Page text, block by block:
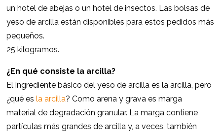
un hotel de abejas o un hotel de insectos. Las bolsas de
yeso de arcilla están disponibles para estos pedidos más
pequeños.
25 kilogramos.
¿En qué consiste la arcilla?
El ingrediente básico del yeso de arcilla es la arcilla, pero
¿qué esla arcilla? Como arena y grava es marga
material de degradación granular. La marga contiene
partículas más grandes de arcilla y, a veces, también